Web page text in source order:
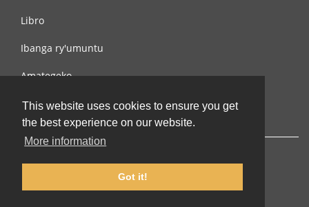
This website uses cookies to ensure you get
the best experience on our website.
More information
Got it!
Libro
Ibanga ry'umuntu
Amategeko
Turondere
© 2002-2026 lernu.net |Impressum